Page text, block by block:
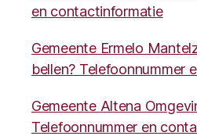
en contactinformatie
Gemeente Ermelo
bellen? Telefoonnummer
Gemeente Altena
Telefoonnummer en